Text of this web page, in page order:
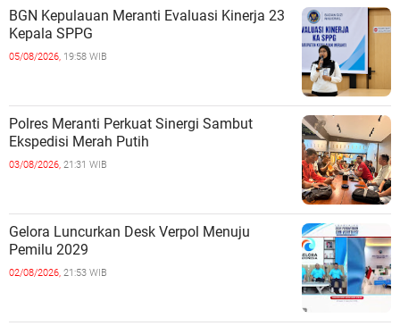
BGN Kepulauan Meranti Evaluasi Kinerja 23
Kepala SPPG
05/08/2026, 19:58 WIB
Polres Meranti Perkuat Sinergi Sambut
Ekspedisi Merah Putih
03/08/2026, 21:31 WIB
Gelora Luncurkan Desk Verpol Menuju
Pemilu 2029
02/08/2026, 21:53 WIB